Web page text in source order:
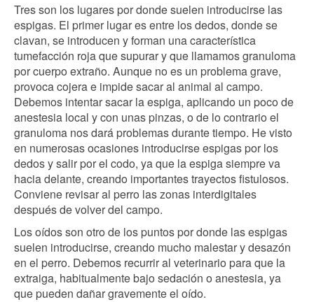
Tres son los lugares por donde suelen introducirse las
espigas. El primer lugar es entre los dedos, donde se
clavan, se introducen y forman una característica
tumefacción roja que supurar y que llamamos granuloma
por cuerpo extraño. Aunque no es un problema grave,
provoca cojera e impide sacar al animal al campo.
Debemos intentar sacar la espiga, aplicando un poco de
anestesia local y con unas pinzas, o de lo contrario el
granuloma nos dará problemas durante tiempo. He visto
en numerosas ocasiones introducirse espigas por los
dedos y salir por el codo, ya que la espiga siempre va
hacia delante, creando importantes trayectos fistulosos.
Conviene revisar al perro las zonas interdigitales
después de volver del campo.
Los oídos son otro de los puntos por donde las espigas
suelen introducirse, creando mucho malestar y desazón
en el perro. Debemos recurrir al veterinario para que la
extraiga, habitualmente bajo sedación o anestesia, ya
que pueden dañar gravemente el oído.